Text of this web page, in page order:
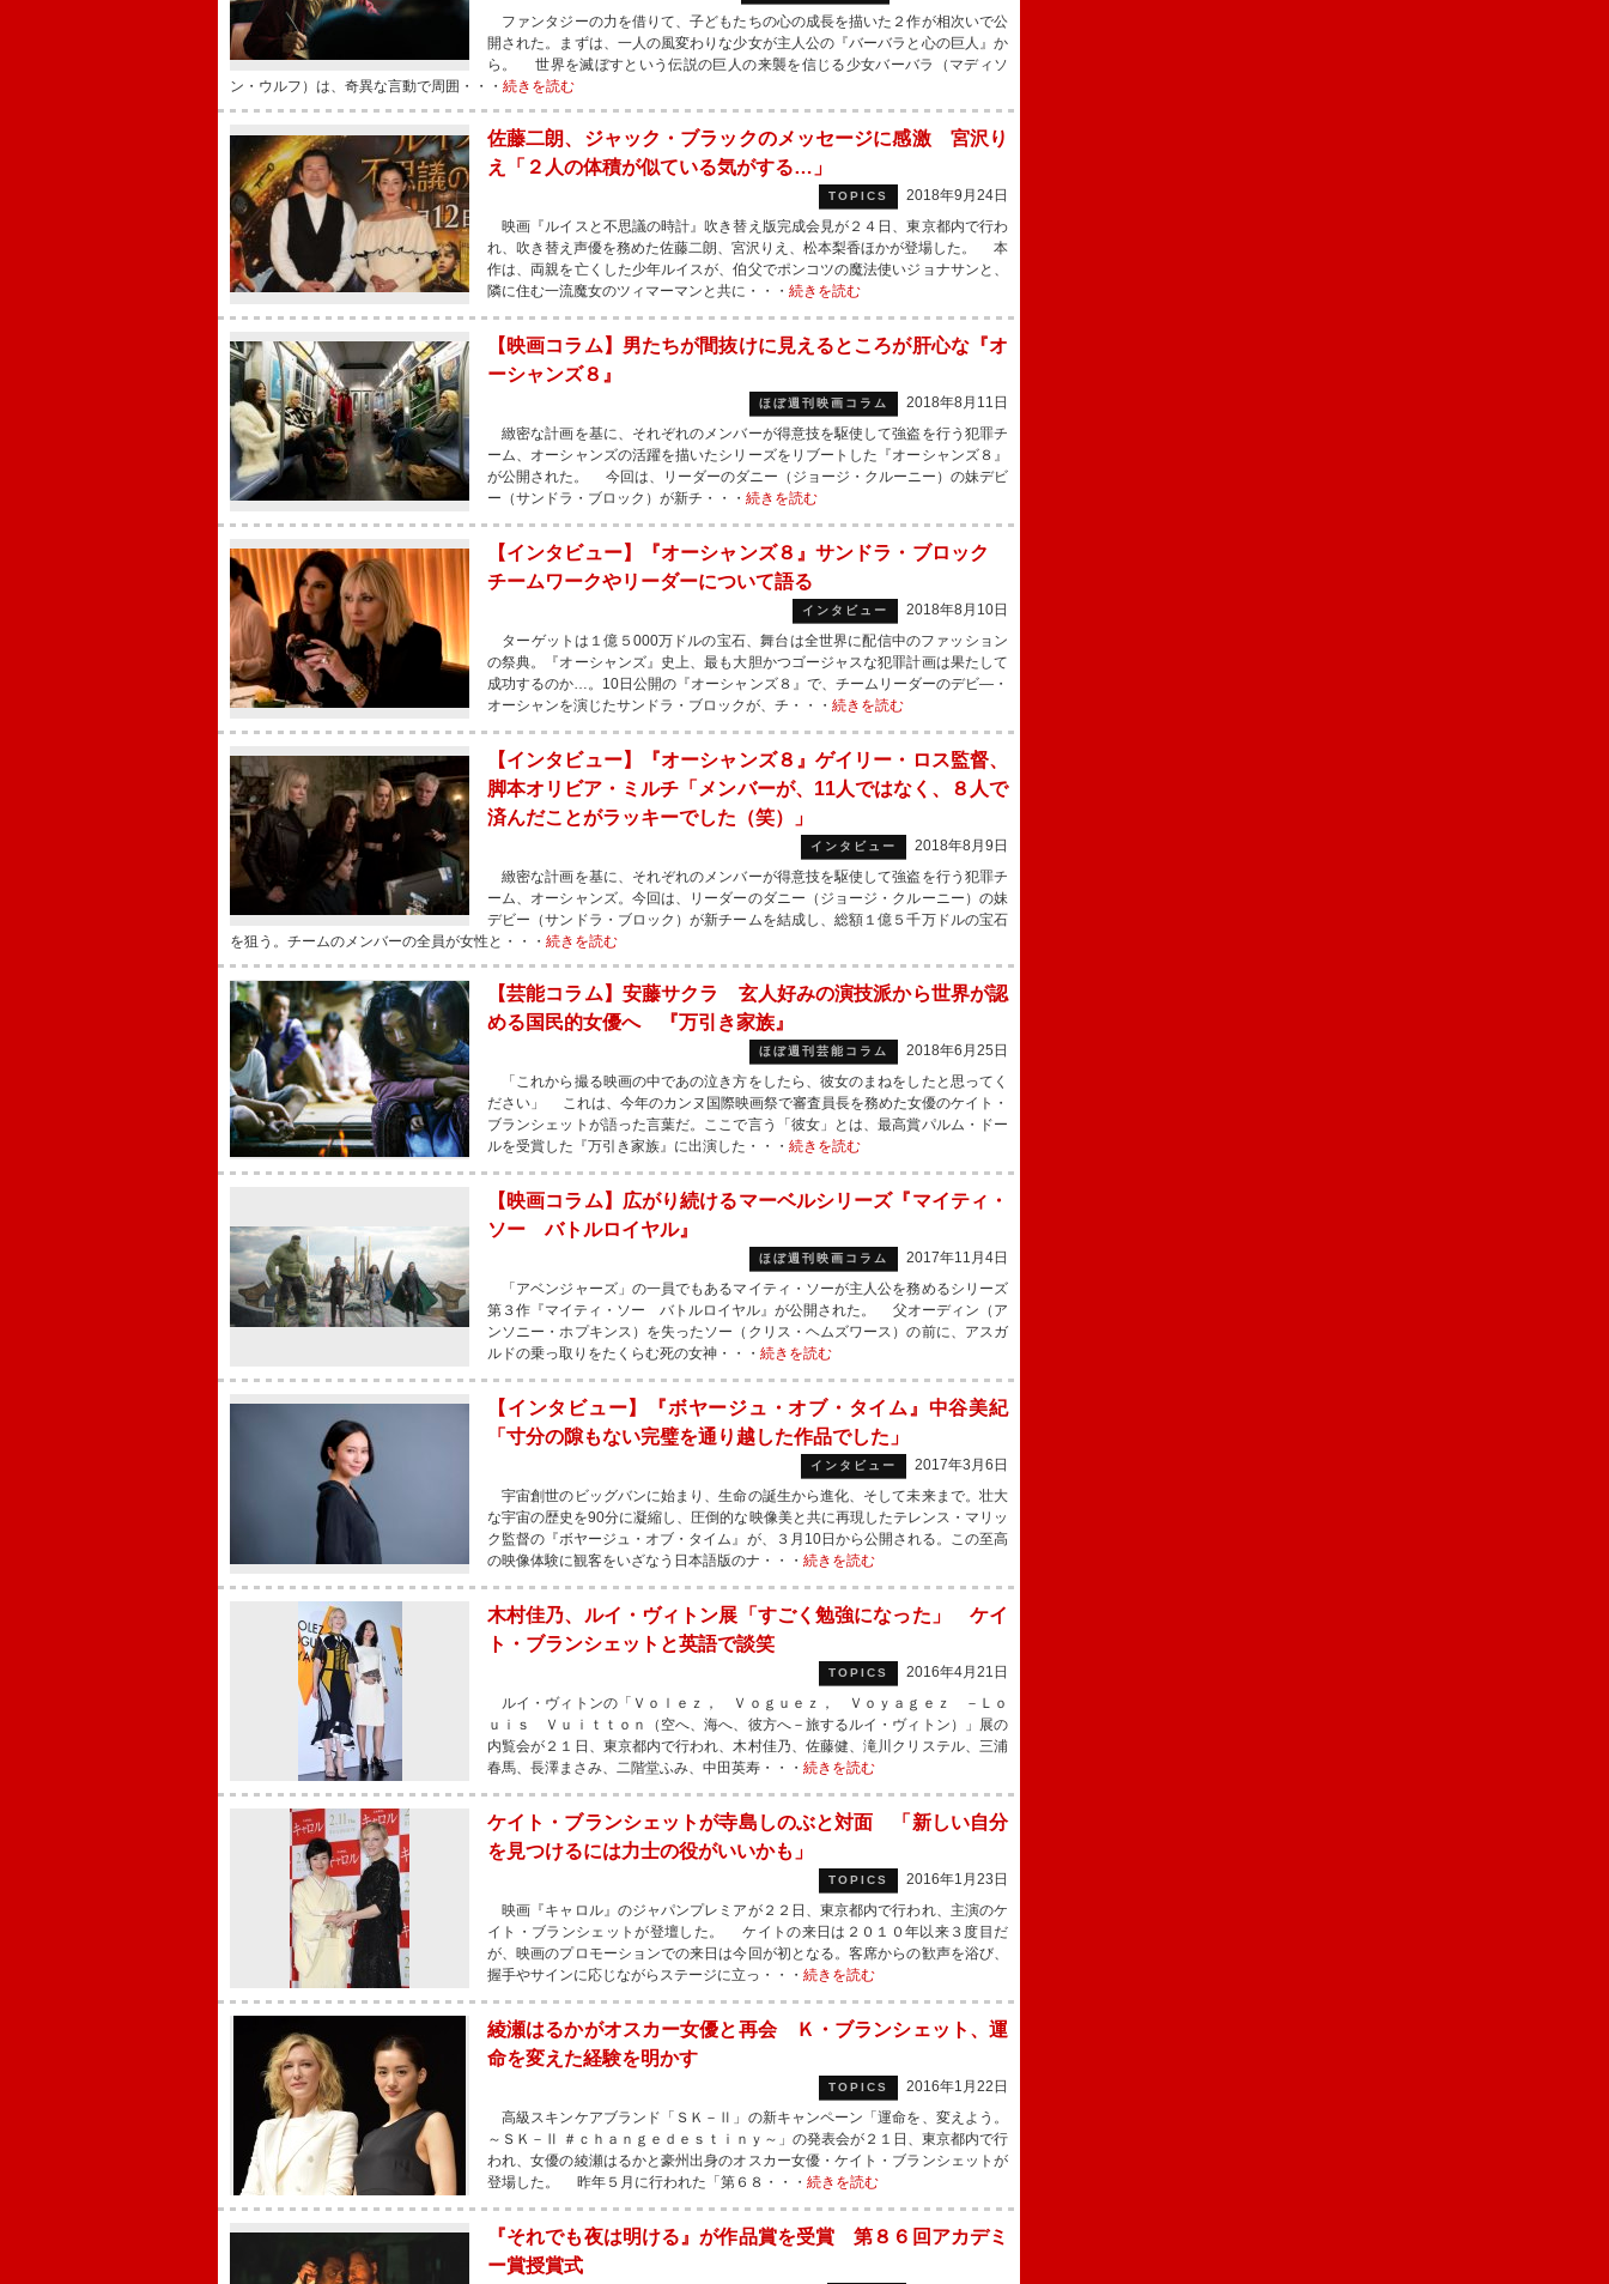
ファンタジーの力を借りて、子どもたちの心の成長を描いた２作が相次いで公
開された。まずは、一人の風変わりな少女が主人公の『バーバラと心の巨人』か
ら。 世界を滅ぼすという伝説の巨人の来襲を信じる少女バーバラ（マディソ
ン・ウルフ）は、奇異な言動で周囲・・・ 続きを読む
佐藤二朗、ジャック・ブラックのメッセージに感激 宮沢り
え「２人の体積が似ている気がする…」
TOPICS
2018年9月24日
映画『ルイスと不思議の時計』吹き替え版完成会見が２４日、東京都内で行わ
れ、吹き替え声優を務めた佐藤二朗、宮沢りえ、松本梨香ほかが登場した。 本
作は、両親を亡くした少年ルイスが、伯父でポンコツの魔法使いジョナサンと、
隣に住む一流魔女のツィマーマンと共に・・・ 続きを読む
【映画コラム】男たちが間抜けに見えるところが肝心な『オ
ーシャンズ８』
ほぼ週刊映画コラム
2018年8月11日
緻密な計画を基に、それぞれのメンバーが得意技を駆使して強盗を行う犯罪チ
ーム、オーシャンズの活躍を描いたシリーズをリブートした『オーシャンズ８』
が公開された。 今回は、リーダーのダニー（ジョージ・クルーニー）の妹デビ
ー（サンドラ・ブロック）が新チ・・・ 続きを読む
【インタビュー】『オーシャンズ８』サンドラ・ブロック
チームワークやリーダーについて語る
インタビュー
2018年8月10日
ターゲットは１億５000万ドルの宝石、舞台は全世界に配信中のファッション
の祭典。『オーシャンズ』史上、最も大胆かつゴージャスな犯罪計画は果たして
成功するのか…。10日公開の『オーシャンズ８』で、チームリーダーのデビ―・
オーシャンを演じたサンドラ・ブロックが、チ・・・ 続きを読む
【インタビュー】『オーシャンズ８』ゲイリー・ロス監督、
脚本オリビア・ミルチ「メンバーが、11人ではなく、８人で
済んだことがラッキーでした（笑）」
インタビュー
2018年8月9日
緻密な計画を基に、それぞれのメンバーが得意技を駆使して強盗を行う犯罪チ
ーム、オーシャンズ。今回は、リーダーのダニー（ジョージ・クルーニー）の妹
デビー（サンドラ・ブロック）が新チームを結成し、総額１億５千万ドルの宝石
を狙う。チームのメンバーの全員が女性と・・・ 続きを読む
【芸能コラム】安藤サクラ 玄人好みの演技派から世界が認
める国民的女優へ 『万引き家族』
ほぼ週刊芸能コラム
2018年6月25日
「これから撮る映画の中であの泣き方をしたら、彼女のまねをしたと思ってく
ださい」 これは、今年のカンヌ国際映画祭で審査員長を務めた女優のケイト・
ブランシェットが語った言葉だ。ここで言う「彼女」とは、最高賞パルム・ドー
ルを受賞した『万引き家族』に出演した・・・ 続きを読む
【映画コラム】広がり続けるマーベルシリーズ『マイティ・
ソー バトルロイヤル』
ほぼ週刊映画コラム
2017年11月4日
「アベンジャーズ」の一員でもあるマイティ・ソーが主人公を務めるシリーズ
第３作『マイティ・ソー バトルロイヤル』が公開された。 父オーディン（ア
ンソニー・ホプキンス）を失ったソー（クリス・ヘムズワース）の前に、アスガ
ルドの乗っ取りをたくらむ死の女神・・・ 続きを読む
【インタビュー】『ボヤージュ・オブ・タイム』中谷美紀
「寸分の隙もない完璧を通り越した作品でした」
インタビュー
2017年3月6日
宇宙創世のビッグバンに始まり、生命の誕生から進化、そして未来まで。壮大
な宇宙の歴史を90分に凝縮し、圧倒的な映像美と共に再現したテレンス・マリッ
ク監督の『ボヤージュ・オブ・タイム』が、３月10日から公開される。この至高
の映像体験に観客をいざなう日本語版のナ・・・ 続きを読む
木村佳乃、ルイ・ヴィトン展「すごく勉強になった」 ケイ
ト・ブランシェットと英語で談笑
TOPICS
2016年4月21日
ルイ・ヴィトンの「Ｖｏｌｅｚ， Ｖｏｇｕｅｚ， Ｖｏｙａｇｅｚ －Ｌｏ
ｕｉｓ Ｖｕｉｔｔｏｎ（空へ、海へ、彼方へ－旅するルイ・ヴィトン）」展の
内覧会が２１日、東京都内で行われ、木村佳乃、佐藤健、滝川クリステル、三浦
春馬、長澤まさみ、二階堂ふみ、中田英寿・・・ 続きを読む
ケイト・ブランシェットが寺島しのぶと対面 「新しい自分
を見つけるには力士の役がいいかも」
TOPICS
2016年1月23日
映画『キャロル』のジャパンプレミアが２２日、東京都内で行われ、主演のケ
イト・ブランシェットが登壇した。 ケイトの来日は２０１０年以来３度目だ
が、映画のプロモーションでの来日は今回が初となる。客席からの歓声を浴び、
握手やサインに応じながらステージに立っ・・・ 続きを読む
綾瀬はるかがオスカー女優と再会 Ｋ・ブランシェット、運
命を変えた経験を明かす
TOPICS
2016年1月22日
高級スキンケアブランド「ＳＫ－Ⅱ」の新キャンペーン「運命を、変えよう。
～ＳＫ－Ⅱ ＃ｃｈａｎｇｅｄｅｓｔｉｎｙ～」の発表会が２１日、東京都内で行
われ、女優の綾瀬はるかと豪州出身のオスカー女優・ケイト・ブランシェットが
登場した。 昨年５月に行われた「第６８・・・ 続きを読む
『それでも夜は明ける』が作品賞を受賞 第８６回アカデミ
ー賞授賞式